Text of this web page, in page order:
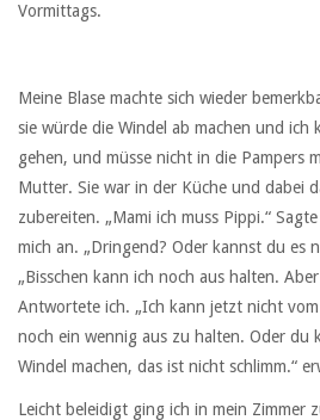
Vormittags.
Meine Blase machte sich wieder
sie würde die Windel ab machen und ich
gehen, und müsse nicht in die Pampers
Mutter. Sie war in der Küche und dabei
zubereiten. „Mami ich muss Pippi.“
mich an. „Dringend? Oder kannst du es
„Bisschen kann ich noch aus halten.
Antwortete ich. „Ich kann jetzt nicht
noch ein wennig aus zu halten. Oder du
Windel machen, das ist nicht schlimm.“
Leicht beleidigt ging ich in mein Zimmer